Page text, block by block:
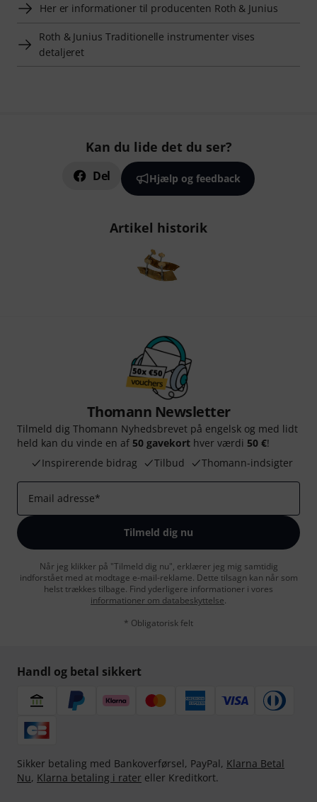
Her er informationer til producenten Roth & Junius
Roth & Junius Traditionelle instrumenter vises
detaljeret
Kan du lide det du ser?
Del Hjælp og feedback
Artikel historik
Thomann Newsletter
Tilmeld dig Thomann Nyhedsbrevet på engelsk og med lidt
held kan du vinde en af 50 gavekort hver værdi 50 €!
Inspirerende bidrag
Tilbud Thomann-indsigter
Email adresse*
Tilmeld dig nu
Når jeg klikker på "Tilmeld dig nu", erklærer jeg mig samtidig
indforstået med at modtage e-mail-reklame. Dette tilsagn kan når som
helst trækkes tilbage. Find yderligere informationer i vores
informationer om databeskyttelse.
* Obligatorisk felt
Handl og betal sikkert
Sikker betaling med Bankoverførsel, PayPal, Klarna Betal
Nu, Klarna betaling i rater eller Kreditkort.